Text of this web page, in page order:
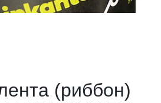
(риббон)